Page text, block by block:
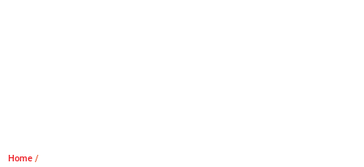
Home /